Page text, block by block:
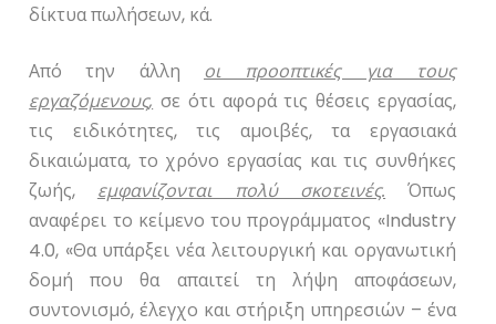
δίκτυα πωλήσεων, κά.
Από την άλλη οι προοπτικές για τους
εργαζόμενους, σε ότι αφορά τις θέσεις εργασίας,
τις ειδικότητες, τις αμοιβές, τα εργασιακά
δικαιώματα, το χρόνο εργασίας και τις συνθήκες
ζωής, εμφανίζονται πολύ σκοτεινές. Όπως
αναφέρει το κείμενο του προγράμματος «Industry
4.0, «Θα υπάρξει νέα λειτουργική και οργανωτική
δομή που θα απαιτεί τη λήψη αποφάσεων,
συντονισμό, έλεγχο και στήριξη υπηρεσιών – ένα